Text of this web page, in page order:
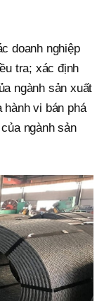
doanh nghiệp
tra; xác định
ngành sản xuất
vi bán phá
ngành sản